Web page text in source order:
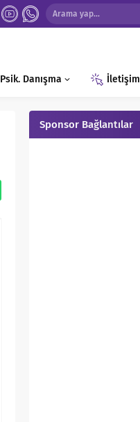
Psik. Danışma İletişim
Sponsor Bağlantılar